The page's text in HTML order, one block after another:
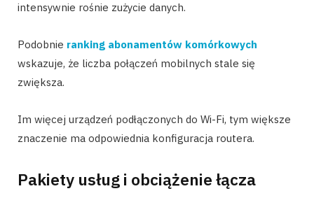
intensywnie rośnie zużycie danych.
Podobnie ranking abonamentów komórkowych
wskazuje, że liczba połączeń mobilnych stale się
zwiększa.
Im więcej urządzeń podłączonych do Wi-Fi, tym większe
znaczenie ma odpowiednia konfiguracja routera.
Pakiety usług i obciążenie łącza